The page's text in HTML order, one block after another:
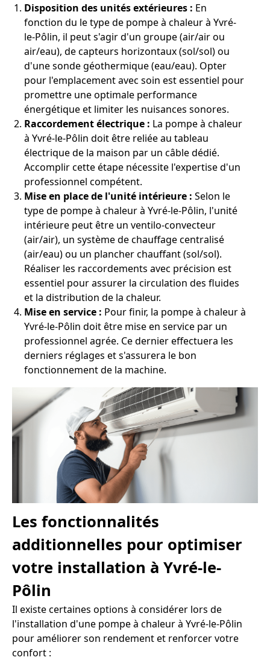
Disposition des unités extérieures : En
fonction du le type de pompe à chaleur à Yvré-
le-Pôlin, il peut s'agir d'un groupe (air/air ou
air/eau), de capteurs horizontaux (sol/sol) ou
d'une sonde géothermique (eau/eau). Opter
pour l'emplacement avec soin est essentiel pour
promettre une optimale performance
énergétique et limiter les nuisances sonores.
Raccordement électrique : La pompe à chaleur
à Yvré-le-Pôlin doit être reliée au tableau
électrique de la maison par un câble dédié.
Accomplir cette étape nécessite l'expertise d'un
professionnel compétent.
Mise en place de l'unité intérieure : Selon le
type de pompe à chaleur à Yvré-le-Pôlin, l'unité
intérieure peut être un ventilo-convecteur
(air/air), un système de chauffage centralisé
(air/eau) ou un plancher chauffant (sol/sol).
Réaliser les raccordements avec précision est
essentiel pour assurer la circulation des fluides
et la distribution de la chaleur.
Mise en service : Pour finir, la pompe à chaleur à
Yvré-le-Pôlin doit être mise en service par un
professionnel agrée. Ce dernier effectuera les
derniers réglages et s'assurera le bon
fonctionnement de la machine.
Les fonctionnalités
additionnelles pour optimiser
votre installation à Yvré-le-
Pôlin
Il existe certaines options à considérer lors de
l'installation d'une pompe à chaleur à Yvré-le-Pôlin
pour améliorer son rendement et renforcer votre
confort :